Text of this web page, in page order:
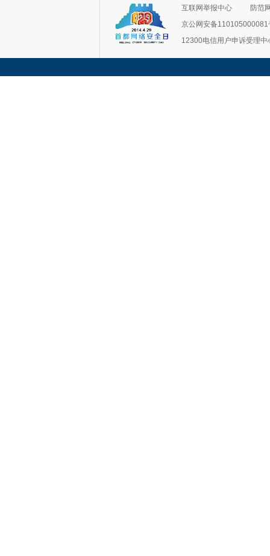
互联网举报中心
防范
京公网安备110105000081
12300电信用户申诉受理中